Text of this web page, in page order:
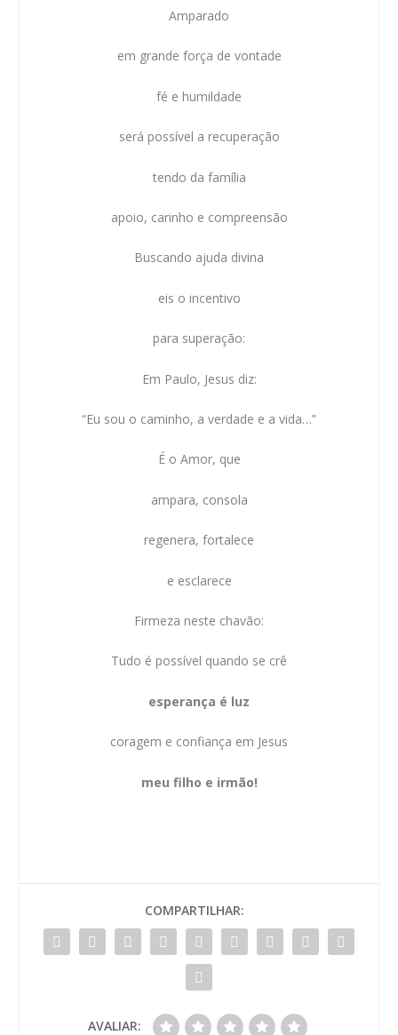
Amparado
em grande força de vontade
fé e humildade
será possível a recuperação
tendo da família
apoio, carinho e compreensão
Buscando ajuda divina
eis o incentivo
para superação:
Em Paulo, Jesus diz:
“Eu sou o caminho, a verdade e a vida…”
É o Amor, que
ampara, consola
regenera, fortalece
e esclarece
Firmeza neste chavão:
Tudo é possível quando se crê
esperança é luz
coragem e confiança em Jesus
meu filho e irmão!
COMPARTILHAR:
AVALIAR: